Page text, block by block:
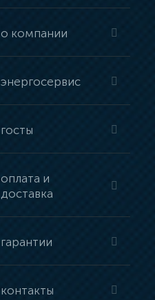
о компании
энергосервис
госты
оплата и
доставка
гарантии
контакты